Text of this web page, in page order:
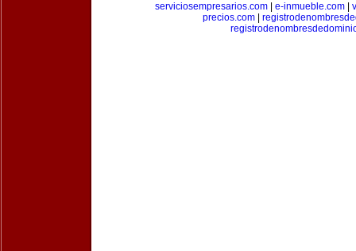
serviciosempresarios.com| e-inmueble.com|
precios.com